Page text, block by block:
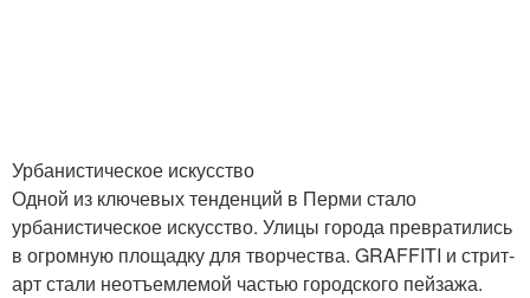
Урбанистическое искусство
Одной из ключевых тенденций в Перми стало
урбанистическое искусство. Улицы города превратились
в огромную площадку для творчества. GRAFFITI и стрит-
арт стали неотъемлемой частью городского пейзажа.